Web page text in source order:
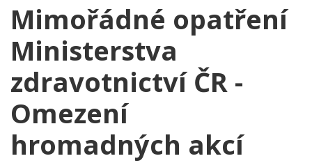
Mimořádné opatření
Ministerstva
zdravotnictví ČR -
Omezení
hromadných akcí